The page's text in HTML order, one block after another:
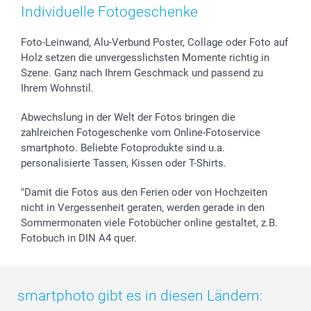
Zubehör & Material
Sticker & Etiketten
Geschenk-Gutscheine (PDF)
AGB
Presse
Partnerprogramme
Investor Relations
Widerrufsrecht
Muttertag
Kommunion & Konfirmation
Hochzeit
Geburtstag
Zu allen Anlässen
Anmelden /Registrieren
Lieferfristen
72h Lieferung
Zahlungsmöglichkeiten
Status der Bestellung
smartfriends
smartgarantie
smartbonus
Individuelle Fotogeschenke
Foto-Leinwand, Alu-Verbund Poster, Collage oder Foto auf
Holz setzen die unvergesslichsten Momente richtig in
Szene. Ganz nach Ihrem Geschmack und passend zu
Ihrem Wohnstil.
Abwechslung in der Welt der Fotos bringen die
zahlreichen Fotogeschenke vom Online-Fotoservice
smartphoto. Beliebte Fotoprodukte sind u.a.
personalisierte Tassen, Kissen oder T-Shirts.
"Damit die Fotos aus den Ferien oder von Hochzeiten
nicht in Vergessenheit geraten, werden gerade in den
Sommermonaten viele Fotobücher online gestaltet, z.B.
Fotobuch in DIN A4 quer.
smartphoto gibt es in diesen Ländern: